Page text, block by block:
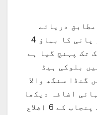
دریائے
چناب کے تریموں بیراج پر پانی کا بہاؤ 4
تک پہنچ گیا ہے
بلوکی ہیڈ
گنڈا سنگھ والا
اضافہ دیکھا
گیا ہے۔ این ڈی ایم اے نے پنجاب کے 6 اضلاع